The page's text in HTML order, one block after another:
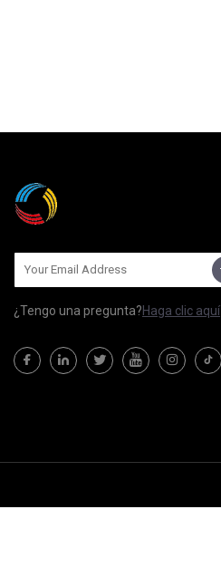
¿Tengo una pregunta?Haga clic aquí